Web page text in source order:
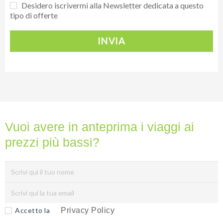
Desidero iscrivermi alla Newsletter dedicata a questo
tipo di offerte
INVIA
Vuoi avere in anteprima i viaggi ai
prezzi più bassi?
Accetto la Privacy Policy